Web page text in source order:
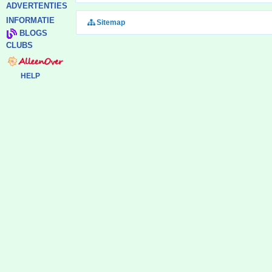
ADVERTENTIES
INFORMATIE
BLOGS
CLUBS
HELP
Sitemap